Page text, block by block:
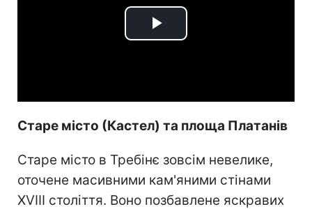
Play
Старе місто (Кастел) та площа Платанів
Старе місто в Требінє зовсім невелике,
оточене масивними кам'яними стінами
XVIII століття. Воно позбавлене яскравих